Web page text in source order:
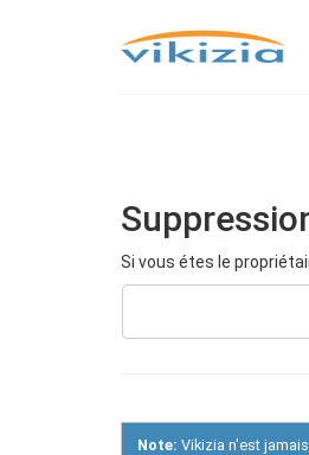
Si vous étes le
Note: Vikizia n'est